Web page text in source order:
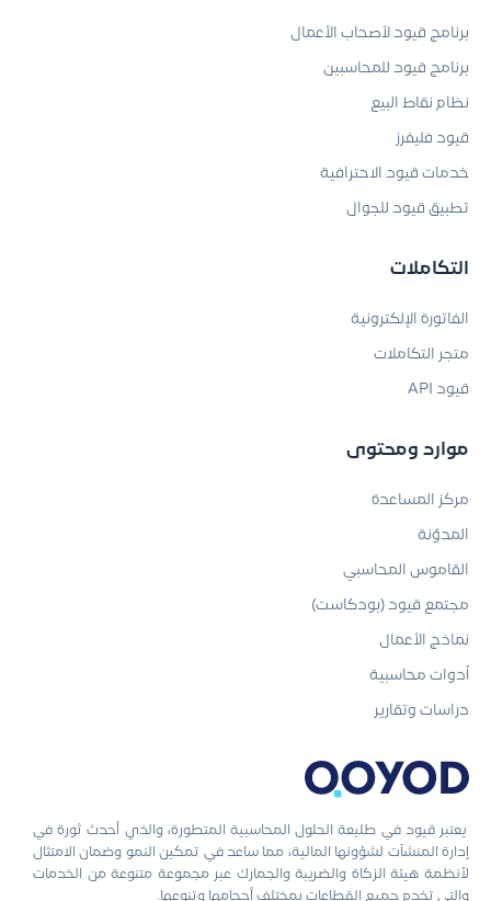
يعتبر قيود في طليعة الحلول المحاسبية المتطورة، والذي أحدث ثورة في
إدارة المنشآت لشؤونها المالية، مما ساعد في تمكين النمو وضمان الامتثال
لأنظمة هيئة الزكاة والضريبة والجمارك عبر مجموعة متنوعة من الخدمات
والتي تخدم جميع القطاعات بمختلف أحجامها وتنوعها.
برنامج قيود لأصحاب الأعمال
برنامج قيود للمحاسبين
نظام نقاط البيع
قيود فليفرز
خدمات قيود الاحترافية
تطبيق قيود للجوال
التكاملات
الفاتورة الإلكترونية
متجر التكاملات
قيود API
موارد ومحتوى
مركز المساعدة
المدوّنة
القاموس المحاسبي
مجتمع قيود (بودكاست)
نماذج الأعمال
أدوات محاسبية
دراسات وتقارير